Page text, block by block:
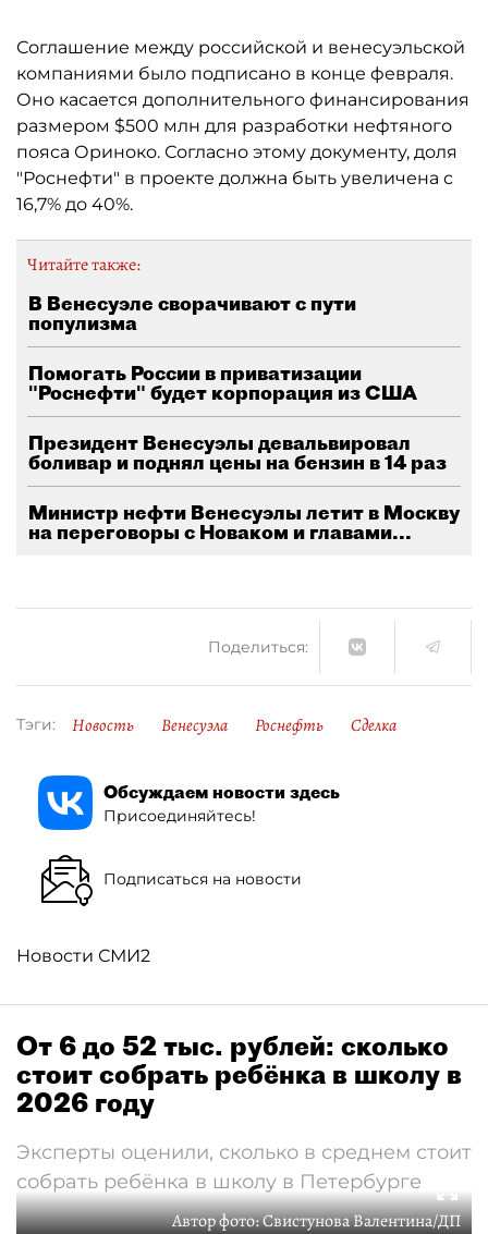
Соглашение между российской и венесуэльской
компаниями было подписано в конце февраля.
Оно касается дополнительного финансирования
размером $500 млн для разработки нефтяного
пояса Ориноко. Согласно этому документу, доля
"Роснефти" в проекте должна быть увеличена с
16,7% до 40%.
Читайте также:
В Венесуэле сворачивают с пути
популизма
Помогать России в приватизации
"Роснефти" будет корпорация из США
Президент Венесуэлы девальвировал
боливар и поднял цены на бензин в 14 раз
Министр нефти Венесуэлы летит в Москву
на переговоры с Новаком и главами...
Поделиться:
Тэги: Новость Венесуэла Роснефть Сделка
Обсуждаем новости здесь
Присоединяйтесь!
Подписаться на новости
Новости СМИ2
От 6 до 52 тыс. рублей: сколько
стоит собрать ребёнка в школу в
2026 году
Эксперты оценили, сколько в среднем стоит
собрать ребёнка в школу в Петербурге
Автор фото:Свистунова Валентина/ДП